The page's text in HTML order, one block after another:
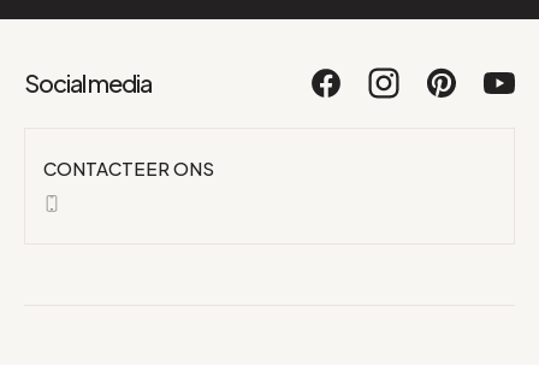
Social media
CONTACTEER ONS